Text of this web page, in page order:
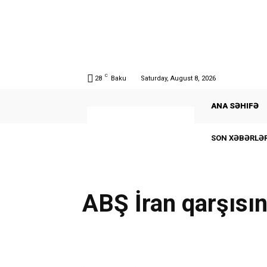
28 C Baku Saturday, August 8, 2026
ANA SƏHIFƏ
SON
ABŞ İran